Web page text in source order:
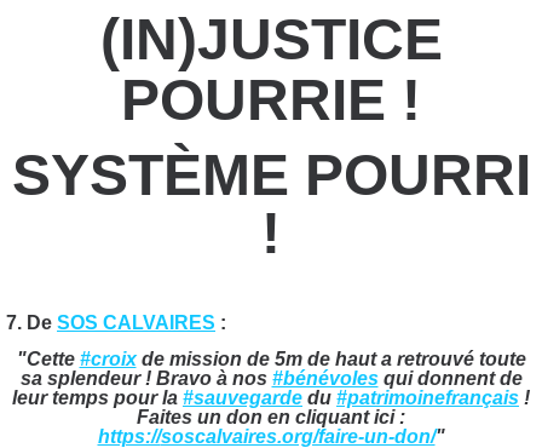
(IN)JUSTICE
POURRIE !
SYSTÈME POURRI
!
7. De SOS CALVAIRES :
"Cette #croixde mission de 5m de haut a retrouvé toute
sa splendeur ! Bravo à nos #bénévolesqui donnent de
leur temps pour la #sauvegarde du #patrimoinefrançais !
Faites un don en cliquant ici :
https://soscalvaires.org/faire-un-don/"